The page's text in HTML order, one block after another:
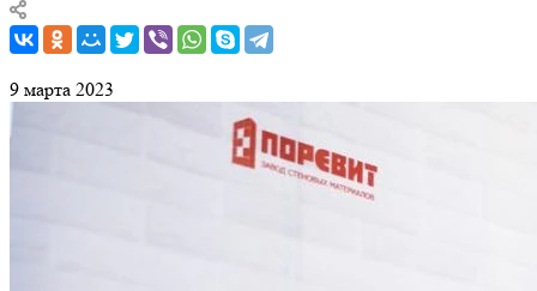
9 марта 2023